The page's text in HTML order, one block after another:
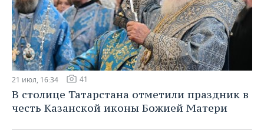
21 июл, 16:34 41
В столице Татарстана отметили праздник в
честь Казанской иконы Божией Матери